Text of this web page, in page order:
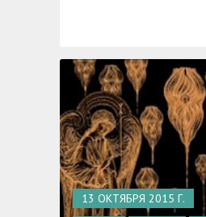
13 ОКТЯБРЯ 2015 Г.